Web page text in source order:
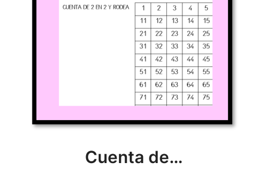
Cuenta de…